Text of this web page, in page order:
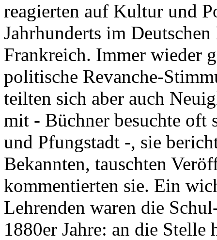
reagierten auf Kultur und
Jahrhunderts im
Frankreich. Immer wieder
politische Revanche-
teilten sich aber auch
mit - Büchner besuchte oft
und Pfungstadt -, sie
Bekannten, tauschten
kommentierten sie. Ein
Lehrenden waren die
1880er Jahre: an die